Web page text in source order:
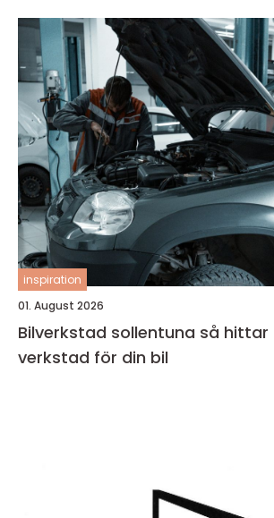
inspiration
01. August 2026
Bilverkstad sollentuna så hittar du rätt
verkstad för din bil